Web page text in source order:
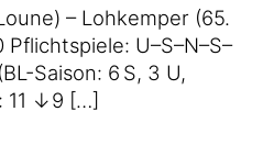
– Lohk­em­per (65.
U–S–N–S–
Saison: 6 S, 3 U,
11 ↓9 […]